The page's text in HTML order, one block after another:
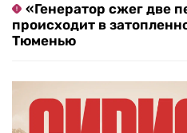
«Генератор сжег две
происходит в
Тюменью